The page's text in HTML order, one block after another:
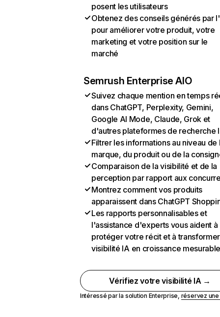
posent les utilisateurs
Obtenez des conseils générés par
pour améliorer votre produit, votre
marketing et votre position sur le
marché
Semrush Enterprise AIO
Suivez chaque mention en temps
dans ChatGPT, Perplexity, Gemini,
Google AI Mode, Claude, Grok et
d'autres plateformes de recherche
Filtrer les informations au niveau de
marque, du produit ou de la
Comparaison de la visibilité et de la
perception par rapport aux
Montrez comment vos produits
apparaissent dans ChatGPT
Les rapports personnalisables et
l'assistance d'experts vous aident à
protéger votre récit et à
visibilité IA en croissance
Vérifiez votre visibilité IA →
Intéressé par la solution Enterprise, réservez